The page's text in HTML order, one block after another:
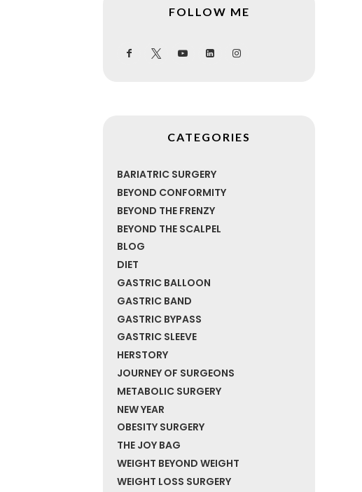
FOLLOW ME
CATEGORIES
BARIATRIC SURGERY
BEYOND CONFORMITY
BEYOND THE FRENZY
BEYOND THE SCALPEL
BLOG
DIET
GASTRIC BALLOON
GASTRIC BAND
GASTRIC BYPASS
GASTRIC SLEEVE
HERSTORY
JOURNEY OF SURGEONS
METABOLIC SURGERY
NEW YEAR
OBESITY SURGERY
THE JOY BAG
WEIGHT BEYOND WEIGHT
WEIGHT LOSS SURGERY